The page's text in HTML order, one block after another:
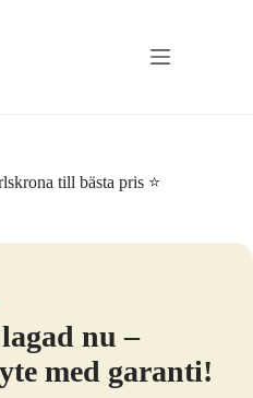
till bästa pris ⭐
nu –
med garanti!